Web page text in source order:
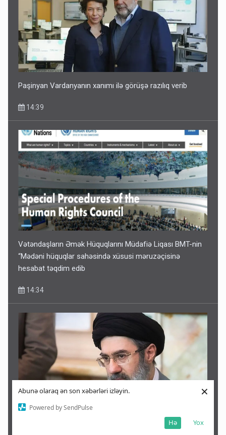
Abunə olaraq ən son xəbərləri izləyin.
Powered by SendPulse
Yox
Hə
×
Paşinyan Vardanyanın xanımı ilə görüşə razılıq verib
14:39
Vətəndaşların Əmək Hüquqlarını Müdafiə Liqası BMT-nin
“Mədəni hüquqlar sahəsində xüsusi məruzəçisinə
hesabat təqdim edib
14:34